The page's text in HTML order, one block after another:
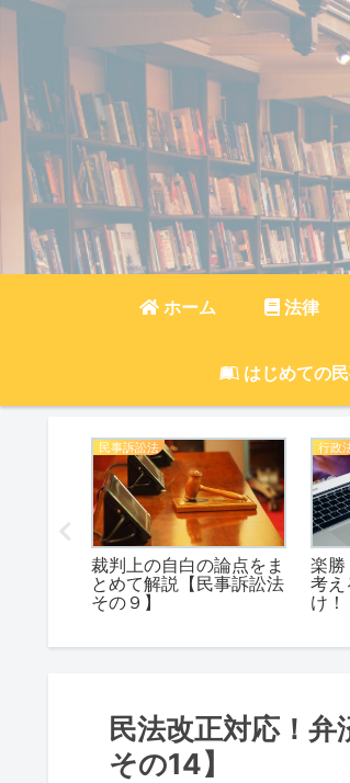
ホーム 法律
はじめての
民事訴訟法
裁判上の自白の論点をま
とめて解説【民事訴訟法
その９】
行政
楽勝
考
け！
民法改正対応！
その14】